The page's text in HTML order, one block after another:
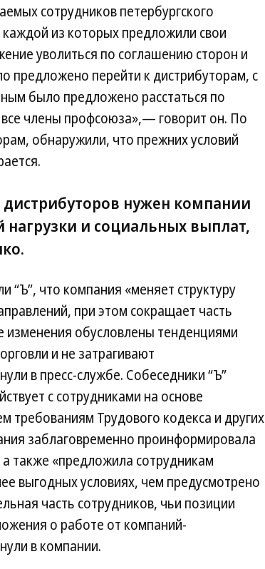
сотрудников петербургского
из которых предложили свои
уволиться по соглашению сторон и
предложено перейти к дистрибуторам, с
было предложено расстаться по
члены профсоюза»,— говорит он. По
обнаружили, что прежних условий
нужен компании
и социальных выплат,
“Ъ”, что компания «меняет структуру
при этом сокращает часть
изменения обусловлены тенденциями
и не затрагивают
в пресс-службе. Собеседники “Ъ”
с сотрудниками на основе
требованиям Трудового кодекса и других
заблаговременно проинформировала
также «предложила сотрудникам
выгодных условиях, чем предусмотрено
часть сотрудников, чьи позиции
о работе от компаний-
в компании.